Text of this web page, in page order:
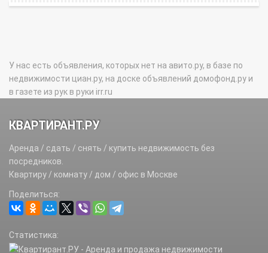
У нас есть объявления, которых нет на авито.ру, в базе по
недвижимости циан.ру, на доске объявлений домофонд.ру и
в газете из рук в руки irr.ru
КВАРТИРАНТ.РУ
Аренда / сдать / снять / купить недвижимость без
посредников.
Квартиру / комнату / дом / офис в Москве
Поделиться:
Статистика: